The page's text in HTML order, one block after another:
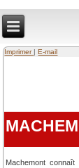
Imprimer E-mail
Machemont